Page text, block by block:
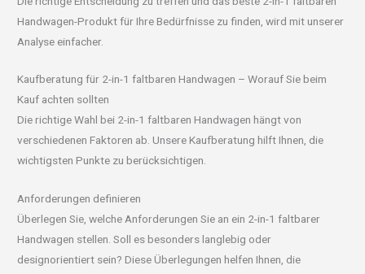
Handwagen-Produkt für Ihre Bedürfnisse zu finden, wird mit unserer
Analyse einfacher.
Kaufberatung für 2-in-1 faltbaren Handwagen – Worauf Sie beim
Kauf achten sollten
Die richtige Wahl bei 2-in-1 faltbaren Handwagen hängt von
verschiedenen Faktoren ab. Unsere Kaufberatung hilft Ihnen, die
wichtigsten Punkte zu berücksichtigen.
Anforderungen definieren
Überlegen Sie, welche Anforderungen Sie an ein 2-in-1 faltbarer
Handwagen stellen. Soll es besonders langlebig oder
designorientiert sein? Diese Überlegungen helfen Ihnen, die